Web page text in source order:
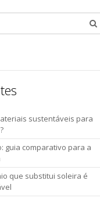
sustentáveis para
guia comparativo para a
que substitui soleira é